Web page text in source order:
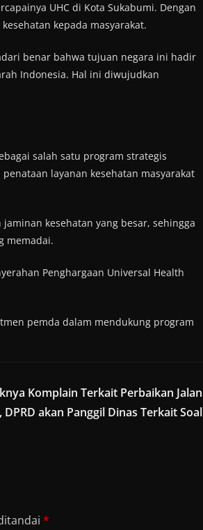
UHC di Kota Sukabumi. Dengan
kepada masyarakat.
benar bahwa tujuan negara ini hadir
Indonesia. Hal ini diwujudkan
salah satu program strategis
layanan kesehatan masyarakat
kesehatan yang besar, sehingga
memadai.
Penghargaan Universal Health
pemda dalam mendukung program
Komplain Terkait Perbaikan Jalan
DPRD akan Panggil Dinas Terkait Soal
*